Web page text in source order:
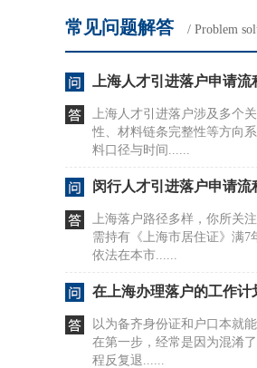
常见问题解答 / Problem
上海人才引进落户申请
上海人才引进落户涉及多个
性、材料链条完整性等方向
料口径与时间......
闵行人才引进落户申请流
上海落户路径多样，你所关
需持有《上海市居住证》满7
依法在本市......
在上海办理落户的工作计
以为备齐身份证和户口本就
在第一步，经常是因为混淆
程反复退......